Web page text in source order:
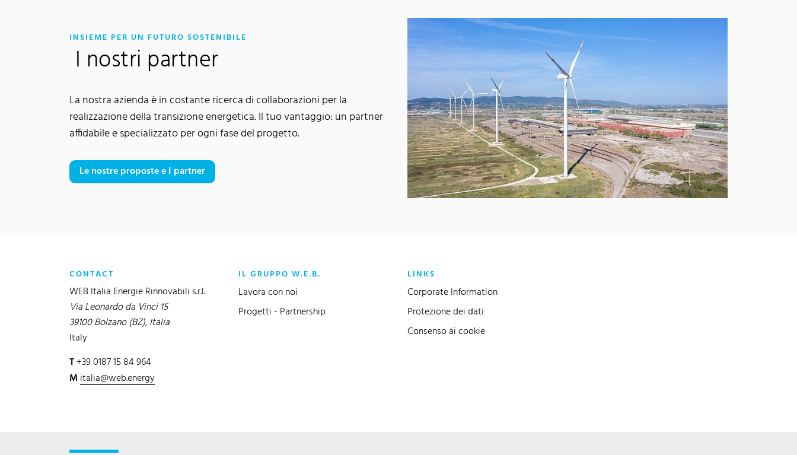
INSIEME PER UN FUTURO SOSTENIBILE
I nostri partner
La nostra azienda è in costante ricerca di collaborazioni per la
realizzazione della transizione energetica. Il tuo vantaggio: un partner
affidabile e specializzato per ogni fase del progetto.
Le nostre proposte e I partner
CONTACT
WEB Italia Energie Rinnovabili s.r.l.
Via Leonardo da Vinci 15
39100 Bolzano (BZ), Italia
Italy
T+39 0187 15 84 964
Mitalia@web.energy
IL GRUPPO W.E.B.
Lavora con noi
Progetti - Partnership
LINKS
Corporate Information
Protezione dei dati
Consenso ai cookie